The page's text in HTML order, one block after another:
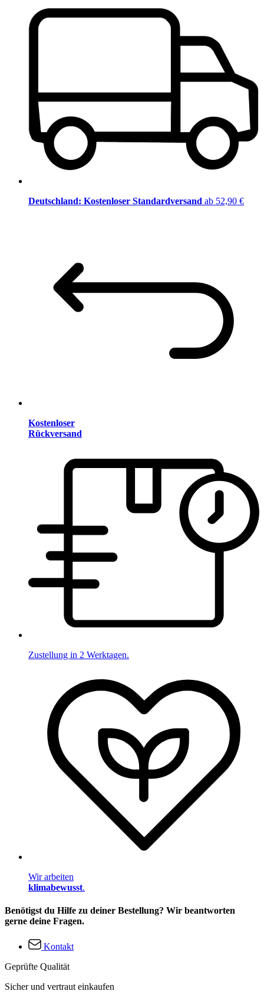
Deutschland: Kostenloser Standardversand ab 52,90 €
Kostenloser
Rückversand
Zustellung in 2 Werktagen.
Wir arbeiten
klimabewusst.
Benötigst du Hilfe zu deiner Bestellung? Wir beantworten
gerne deine Fragen.
Kontakt
Geprüfte Qualität
Sicher und vertraut einkaufen